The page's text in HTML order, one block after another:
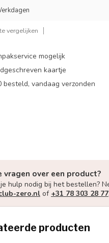
vergelijken
mogelijk
kaartje
besteld, vandaag verzonden
vragen over een product?
hulp nodig bij het bestellen?
zero.nl of +31 78 303 28 77
producten